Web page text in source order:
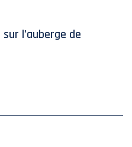
l’auberge de